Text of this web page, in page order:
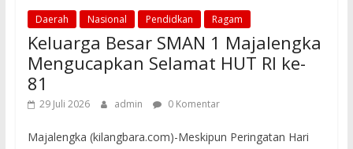
Daerah Nasional Pendidkan Ragam
Keluarga Besar SMAN 1 Majalengka
Mengucapkan Selamat HUT RI ke-
81
29 Juli 2026 admin 0 Komentar
Majalengka (kilangbara.com)-Meskipun Peringatan Hari